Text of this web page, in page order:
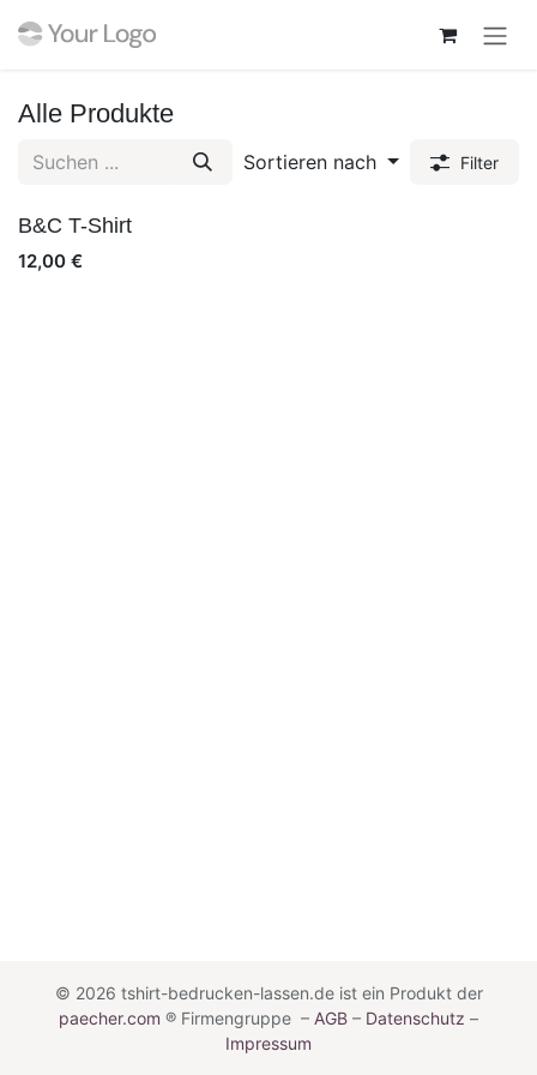
Alle Produkte
Sortieren nach Filter
B&C T-Shirt
12,00 €
© 2026 tshirt-bedrucken-lassen.de ist ein Produkt der
paecher.com ® Firmengruppe – AGB – Datenschutz –
Impressum